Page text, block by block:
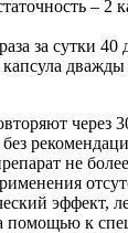
– 2
за сутки 40
дважды
через
не
эффект,
помощью к